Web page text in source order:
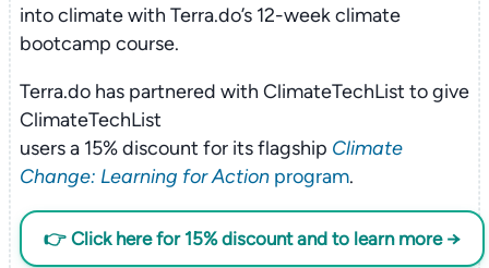
into climate with Terra.do’s 12-week climate
bootcamp course.
Terra.do has partnered with ClimateTechList to give
ClimateTechList
users a 15% discount for its flagship Climate
Change: Learning for Actionprogram.
👉 Click here for 15% discount and to learn more →